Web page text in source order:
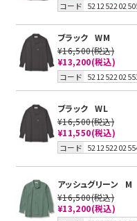
コード
ブラック
WM
¥16,500(税込)
¥13,200(税込)
コード
ブラック
WL
¥16,500(税込)
¥11,550(税込)
コード
アッシュグリーン
M
¥16,500(税込)
¥13,200(税込)